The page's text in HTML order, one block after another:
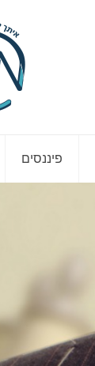
פיננסים